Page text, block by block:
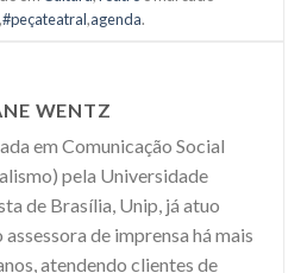
#peçateatral ,agenda.
WENTZ
em Comunicação Social
pela Universidade
de Brasília, Unip, já atuo
assessora de imprensa há mais
atendendo clientes de